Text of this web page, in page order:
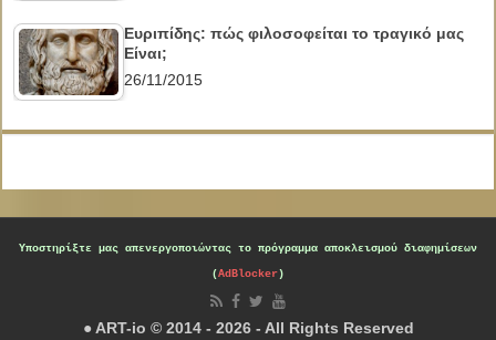
Ευριπίδης: πώς φιλοσοφείται το τραγικό μας
Είναι;
26/11/2015
Υποστηρίξτε μας απενεργοποιώντας το πρόγραμμα αποκλεισμού διαφημίσεων
(AdBlocker)
● ART-io © 2014 - 2026 - All Rights Reserved